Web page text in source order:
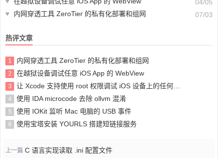
04/05
♥
内网穿透工具 ZeroTier 的私有化部署和组网 07/03
热评文章
1 内网穿透工具 ZeroTier 的私有化部署和组网
2 在越狱设备调试任意 iOS App 的 WebView
3 让 Xcode 支持使用 root 权限调试 iOS 设备上的任何应用或进程
4 使用 IDA microcode 去除 ollvm 混淆
5 使用 IOKit 监听 Mac 电脑的 USB 事件
6 使用宝塔安装 YOURLS 搭建短链接服务
上一篇 C 语言实现读取 .ini 配置文件